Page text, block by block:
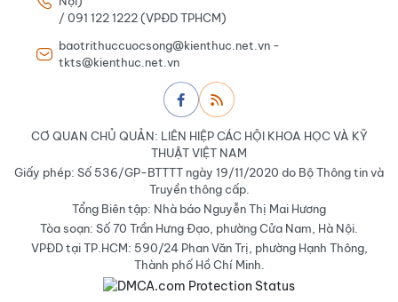
/ 091 122 1222 (VPĐD TPHCM)
baotrithuccuocsong@kienthuc.net.vn -
tkts@kienthuc.net.vn
CƠ QUAN CHỦ QUẢN: LIÊN HIỆP CÁC HỘI KHOA HỌC VÀ KỸ
THUẬT VIỆT NAM
Giấy phép: Số 536/GP-BTTTT ngày 19/11/2020 do Bộ Thông tin và
Truyền thông cấp.
Tổng Biên tập: Nhà báo Nguyễn Thị Mai Hương
Tòa soạn: Số 70 Trần Hưng Đạo, phường Cửa Nam, Hà Nội.
VPĐD tại TP.HCM: 590/24 Phan Văn Trị, phường Hạnh Thông,
Thành phố Hồ Chí Minh.